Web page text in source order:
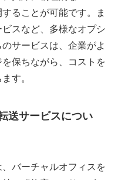
ることが可能です。ま
スなど、多様なオプシ
サービスは、企業がよ
保ちながら、コストを
す。
送サービスについ
バーチャルオフィスを